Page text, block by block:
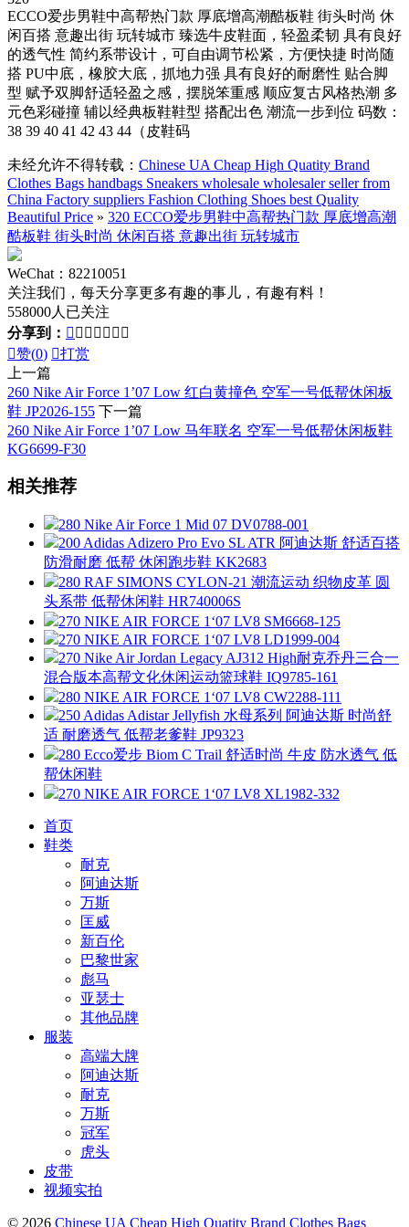
ECCO爱步男鞋中高帮热门款 厚底增高潮酷板鞋 街头时尚 休
闲百搭 意趣出街 玩转城市 臻选牛皮鞋面，轻盈柔韧 具有良好
的透气性 简约系带设计，可自由调节松紧，方便快捷 时尚随
搭 PU中底，橡胶大底，抓地力强 具有良好的耐磨性 贴合脚
型 赋予双脚舒适轻盈之感，摆脱笨重感 顺应复古风格热潮 多
元色彩碰撞 辅以经典板鞋鞋型 搭配出色 潮流一步到位 码数：
38 39 40 41 42 43 44（皮鞋码
未经允许不得转载： Chinese UA Cheap High Quatity Brand
Clothes Bags handbags Sneakers wholesale wholesaler seller from
China Factory suppliers Fashion Clothing Shoes best Quality
Beautiful Price » 320 ECCO爱步男鞋中高帮热门款 厚底增高潮
酷板鞋 街头时尚 休闲百搭 意趣出街 玩转城市
WeChat：82210051
关注我们，每天分享更多有趣的事儿，有趣有料！
558000人已关注
分享到：       
赞(0) 打赏
上一篇
260 Nike Air Force 1’07 Low 红白黄撞色 空军一号低帮休闲板
鞋 JP2026-155 下一篇
260 Nike Air Force 1’07 Low 马年联名 空军一号低帮休闲板鞋
KG6699-F30
相关推荐
280 Nike Air Force 1 Mid 07 DV0788-001
200 Adidas Adizero Pro Evo SL ATR 阿迪达斯 舒适百搭
防滑耐磨 低帮 休闲跑步鞋 KK2683
280 RAF SIMONS CYLON-21 潮流运动 织物皮革 圆
头系带 低帮休闲鞋 HR740006S
270 NIKE AIR FORCE 1‘07 LV8 SM6668-125
270 NIKE AIR FORCE 1‘07 LV8 LD1999-004
270 Nike Air Jordan Legacy AJ312 High耐克乔丹三合一
混合版本高帮文化休闲运动篮球鞋 IQ9785-161
280 NIKE AIR FORCE 1‘07 LV8 CW2288-111
250 Adidas Adistar Jellyfish 水母系列 阿迪达斯 时尚舒
适 耐磨透气 低帮老爹鞋 JP9323
280 Ecco爱步 Biom C Trail 舒适时尚 牛皮 防水透气 低
帮休闲鞋
270 NIKE AIR FORCE 1‘07 LV8 XL1982-332
首页
鞋类
耐克
阿迪达斯
万斯
匡威
新百伦
巴黎世家
彪马
亚瑟士
其他品牌
服装
高端大牌
阿迪达斯
耐克
万斯
冠军
虎头
皮带
视频实拍
© 2026 Chinese UA Cheap High Quatity Brand Clothes Bags